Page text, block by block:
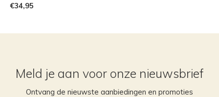
€34,95
Meld je aan voor onze nieuwsbrief
Ontvang de nieuwste aanbiedingen en promoties